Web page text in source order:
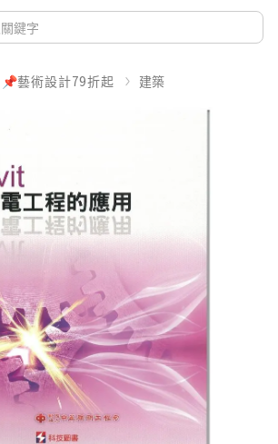
📌藝術設計79折起 建築